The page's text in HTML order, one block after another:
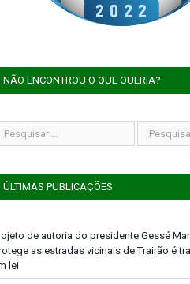
NÃO ENCONTROU O QUE QUERIA?
ÚLTIMAS PUBLICAÇÕES
de autoria do presidente Gessé
as estradas vicinais de Trairão é
lei